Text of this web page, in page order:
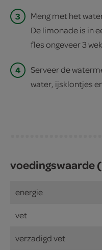
3
Meng met het
De limonade is in
fles ongeveer 3
4
Serveer de
water, ijsklontjes
voedingswaarde
energie
vet
verzadigd vet